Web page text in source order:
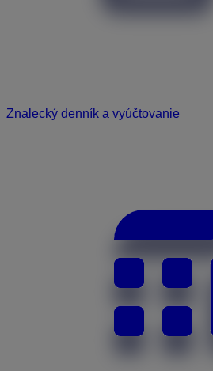
Znalecký denník a vyúčtovanie